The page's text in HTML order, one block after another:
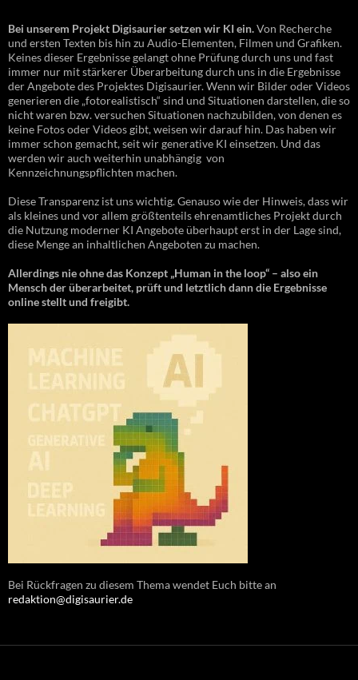
Bei unserem Projekt Digisaurier setzen wir KI ein.Von Recherche
und ersten Texten bis hin zu Audio-Elementen, Filmen und Grafiken.
Keines dieser Ergebnisse gelangt ohne Prüfung durch uns und fast
immer nur mit stärkerer Überarbeitung durch uns in die Ergebnisse
der Angebote des Projektes Digisaurier. Wenn wir Bilder oder Videos
generieren die „fotorealistisch“ sind und Situationen darstellen, die so
nicht waren bzw. versuchen Situationen nachzubilden, von denen es
keine Fotos oder Videos gibt, weisen wir darauf hin. Das haben wir
immer schon gemacht, seit wir generative KI einsetzen. Und das
werden wir auch weiterhin unabhängig von
Kennzeichnungspflichten machen.
Diese Transparenz ist uns wichtig. Genauso wie der Hinweis, dass wir
als kleines und vor allem größtenteils ehrenamtliches Projekt durch
die Nutzung moderner KI Angebote überhaupt erst in der Lage sind,
diese Menge an inhaltlichen Angeboten zu machen.
Allerdings nie ohne das Konzept „Human in the loop“ – also ein
Mensch der überarbeitet, prüft und letztlich dann die Ergebnisse
online stellt und freigibt.
Bei Rückfragen zu diesem Thema wendet Euch bitte an
redaktion@digisaurier.de